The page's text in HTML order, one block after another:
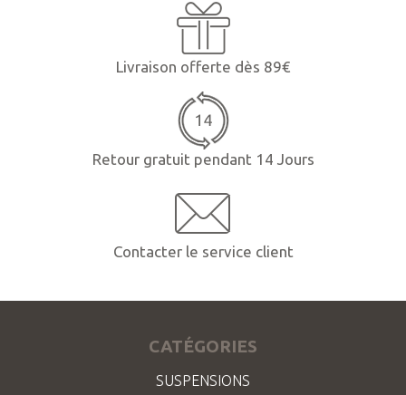
Livraison offerte dès 89€
Retour gratuit pendant 14 Jours
Contacter le service client
CATÉGORIES
SUSPENSIONS